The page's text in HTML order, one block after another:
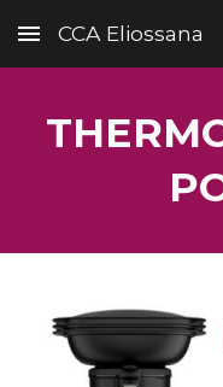
Skip to main content
CCA Eliossana